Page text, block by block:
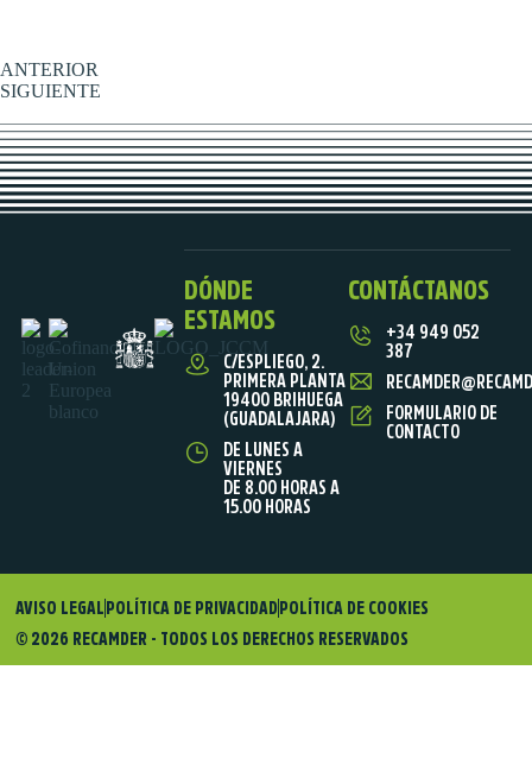
ANTERIOR
SIGUIENTE
DÓNDE
ESTAMOS
C/ESPLIEGO, 2.
PRIMERA PLANTA
19400 BRIHUEGA
(GUADALAJARA)
DE LUNES A
VIERNES
DE 8.00 HORAS A
15.00 HORAS
CONTÁCTANOS
+34 949 052
387
FORMULARIO DE
CONTACTO
© 2026 RECAMDER - TODOS LOS DERECHOS RESERVADOS
AVISO LEGAL POLÍTICA DE PRIVACIDAD POLÍTICA DE COOKIES